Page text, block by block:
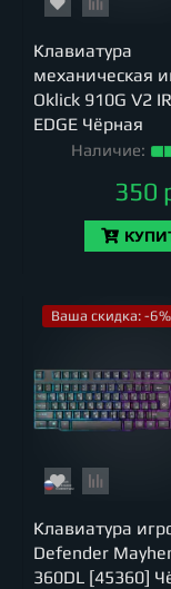
Клавиатура
механическая
Oklick 910G V2
EDGE Чёрная
Наличие:
350
Ваша скидка: -6%
Клавиатура
Defender
360DL [45360]